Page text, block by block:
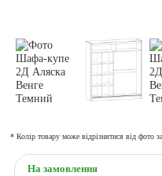
* Колір товару може відрізнятися від фото
На замовлення